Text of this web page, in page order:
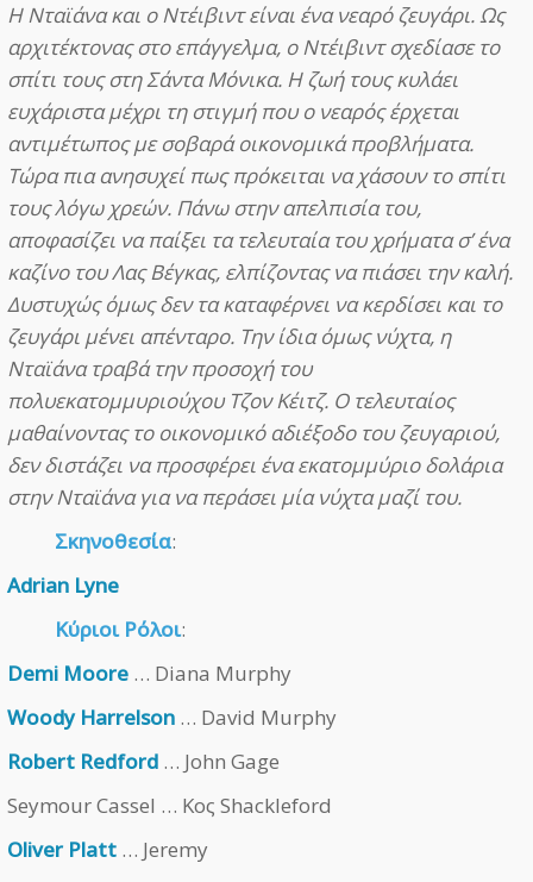
Η Νταϊάνα και ο Ντέιβιντ είναι ένα νεαρό ζευγάρι. Ως
αρχιτέκτονας στο επάγγελμα, ο Ντέιβιντ σχεδίασε το
σπίτι τους στη Σάντα Μόνικα. Η ζωή τους κυλάει
ευχάριστα μέχρι τη στιγμή που ο νεαρός έρχεται
αντιμέτωπος με σοβαρά οικονομικά προβλήματα.
Τώρα πια ανησυχεί πως πρόκειται να χάσουν το σπίτι
τους λόγω χρεών. Πάνω στην απελπισία του,
αποφασίζει να παίξει τα τελευταία του χρήματα σ’ ένα
καζίνο του Λας Βέγκας, ελπίζοντας να πιάσει την καλή.
Δυστυχώς όμως δεν τα καταφέρνει να κερδίσει και το
ζευγάρι μένει απένταρο. Την ίδια όμως νύχτα, η
Νταϊάνα τραβά την προσοχή του
πολυεκατομμυριούχου Τζον Κέιτζ. Ο τελευταίος
μαθαίνοντας το οικονομικό αδιέξοδο του ζευγαριού,
δεν διστάζει να προσφέρει ένα εκατομμύριο δολάρια
στην Νταϊάνα για να περάσει μία νύχτα μαζί του.
Σκηνοθεσία:
Adrian Lyne
Κύριοι Ρόλοι:
Demi Moore … Diana Murphy
Woody Harrelson … David Murphy
Robert Redford … John Gage
Seymour Cassel … Κος Shackleford
Oliver Platt … Jeremy